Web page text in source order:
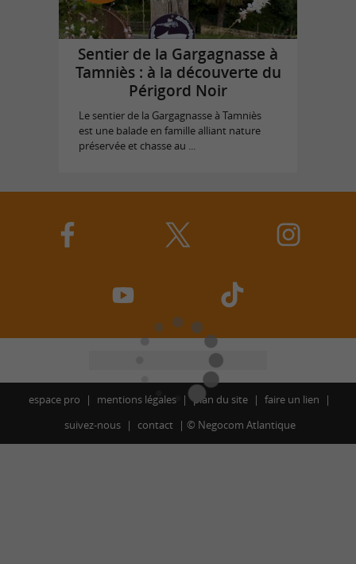
Sentier de la Gargagnasse à
Tamniès : à la découverte du
Périgord Noir
Le sentier de la Gargagnasse à Tamniès
est une balade en famille alliant nature
préservée et chasse au ...
espace pro mentions légales plan du site
faire un lien
suivez-nous
contact © Negocom Atlantique